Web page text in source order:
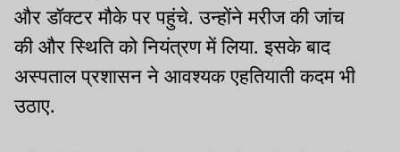
और डॉक्टर मौके पर पहुंचे. उन्होंने मरीज की जांच
की और स्थिति को नियंत्रण में लिया. इसके बाद
अस्पताल प्रशासन ने आवश्यक एहतियाती कदम भी
उठाए.